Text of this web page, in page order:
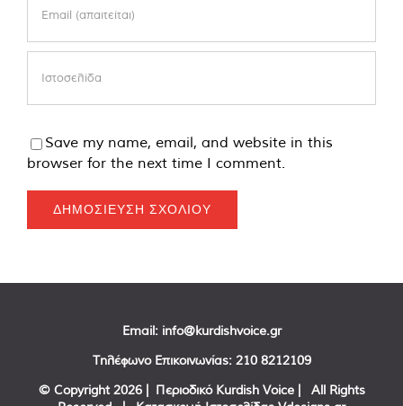
Save my name, email, and website in this
browser for the next time I comment.
Email: info@kurdishvoice.gr
Τηλέφωνο Επικοινωνίας: 210 8212109
© Copyright 2026 | Περιοδικό Kurdish Voice | All Rights